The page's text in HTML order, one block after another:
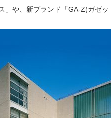
」や、新ブランド「GA-Z(ガゼ